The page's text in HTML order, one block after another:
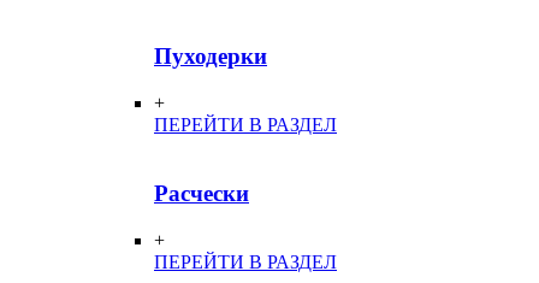
Пуходерки
+
ПЕРЕЙТИ В РАЗДЕЛ
Расчески
+
ПЕРЕЙТИ В РАЗДЕЛ